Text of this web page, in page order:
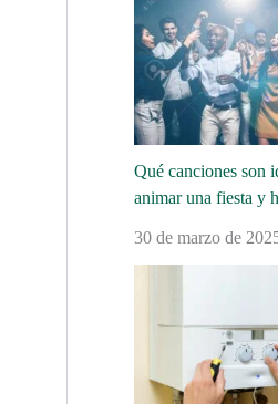
Qué canciones son
animar una fiesta y
30 de marzo de